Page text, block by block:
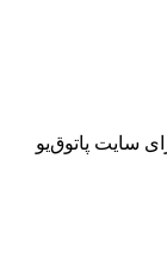
سایت پاتوق‌یو